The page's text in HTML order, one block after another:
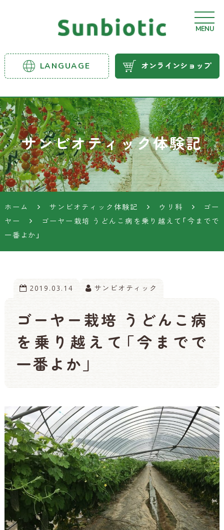
サンビ
ック農
業資材
LANGUAGE オンラインショップ
MENU
サンビオティック体験記
ホーム サンビオティック体験記 ウリ科
ゴー
ヤー
ゴーヤー栽培 うどんこ病を乗り越えて「今までで
一番よか」
2019.03.14 サンビオティック
ゴーヤー栽培 うどんこ病
を乗り越えて「今までで
一番よか」